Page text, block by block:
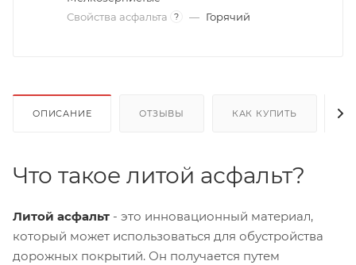
Свойства асфальта
? — Горячий
ОПИСАНИЕ ОТЗЫВЫ КАК КУПИТЬ
Что такое литой асфальт?
Литой асфальт - это инновационный материал,
который может использоваться для обустройства
дорожных покрытий. Он получается путем